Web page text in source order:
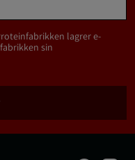
lagrer e-
sin